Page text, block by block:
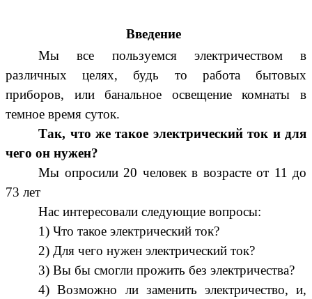
Введение
Мы все пользуемся электричеством в
различных целях, будь то работа бытовых
приборов, или банальное освещение комнаты в
темное время суток.
Так, что же такое электрический ток и для
чего он нужен?
Мы опросили 20 человек в возрасте от 11 до
73 лет
Нас интересовали следующие вопросы:
1) Что такое электрический ток?
2) Для чего нужен электрический ток?
3) Вы бы смогли прожить без электричества?
4) Возможно ли заменить электричество, и,